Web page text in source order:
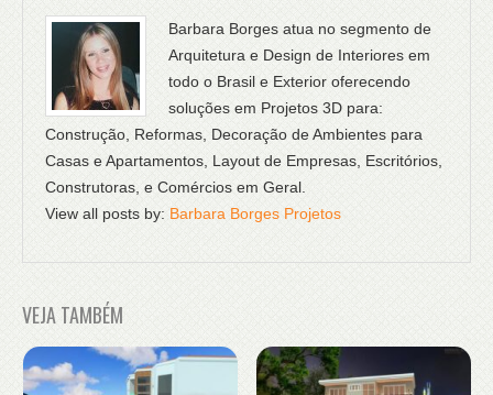
Barbara Borges atua no segmento de
Arquitetura e Design de Interiores em
todo o Brasil e Exterior oferecendo
soluções em Projetos 3D para:
Construção, Reformas, Decoração de Ambientes para
Casas e Apartamentos, Layout de Empresas, Escritórios,
Construtoras, e Comércios em Geral.
View all posts by: Barbara Borges Projetos
VEJA TAMBÉM